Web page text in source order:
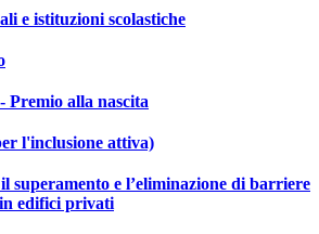
e istituzioni scolastiche
Premio alla nascita
l'inclusione attiva)
superamento e l’eliminazione di barriere
edifici privati